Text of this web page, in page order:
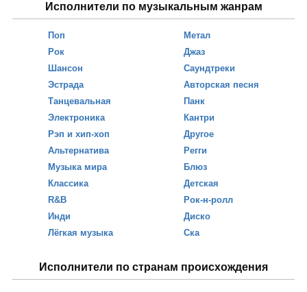
Исполнители по музыкальным жанрам
Поп
Рок
Шансон
Эстрада
Танцевальная
Электроника
Рэп и хип-хоп
Альтернатива
Музыка мира
Классика
R&B
Инди
Лёгкая музыка
Метал
Джаз
Саундтреки
Авторская песня
Панк
Кантри
Другое
Регги
Блюз
Детская
Рок-н-ролл
Диско
Ска
Исполнители по странам происхождения